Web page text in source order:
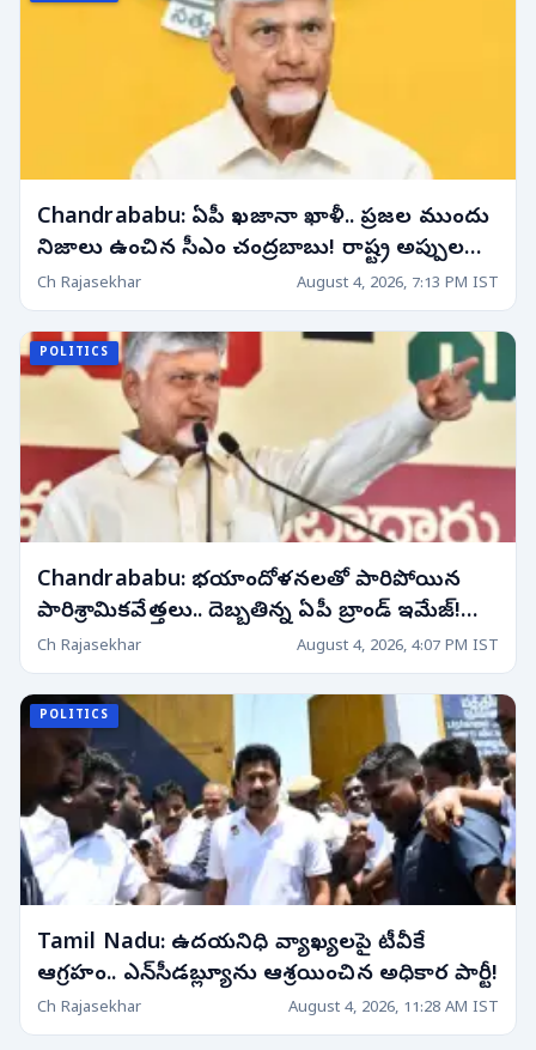
Chandrababu: ఏపీ ఖజానా ఖాళీ.. ప్రజల ముందు
నిజాలు ఉంచిన సీఎం చంద్రబాబు! రాష్ట్ర అప్పుల
ముప్పుపై సంచలన వివరాలు!
Ch Rajasekhar August 4, 2026, 7:13 PM IST
POLITICS
Chandrababu: భయాందోళనలతో పారిపోయిన
పారిశ్రామికవేత్తలు.. దెబ్బతిన్న ఏపీ బ్రాండ్ ఇమేజ్!
ఏపీ బ్రాండ్ ఇమేజ్ దెబ్బ..
Ch Rajasekhar August 4, 2026, 4:07 PM IST
POLITICS
Tamil Nadu: ఉదయనిధి వ్యాఖ్యలపై టీవీకే
ఆగ్రహం.. ఎన్‌సీడబ్ల్యూను ఆశ్రయించిన అధికార పార్టీ!
Ch Rajasekhar August 4, 2026, 11:28 AM IST